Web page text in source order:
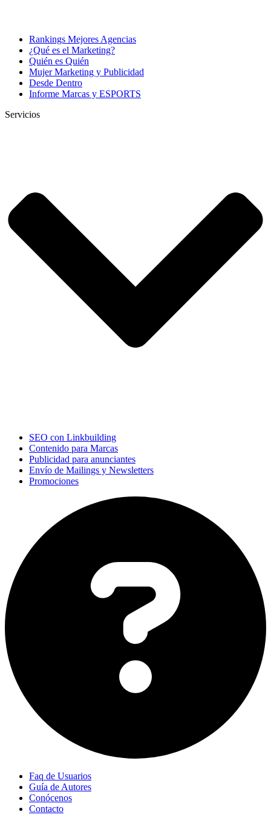
Rankings Mejores Agencias
¿Qué es el Marketing?
Quién es Quién
Mujer Marketing y Publicidad
Desde Dentro
Informe Marcas y ESPORTS
Servicios
SEO con Linkbuilding
Contenido para Marcas
Publicidad para anunciantes
Envío de Mailings y Newsletters
Promociones
Faq de Usuarios
Guía de Autores
Conócenos
Contacto